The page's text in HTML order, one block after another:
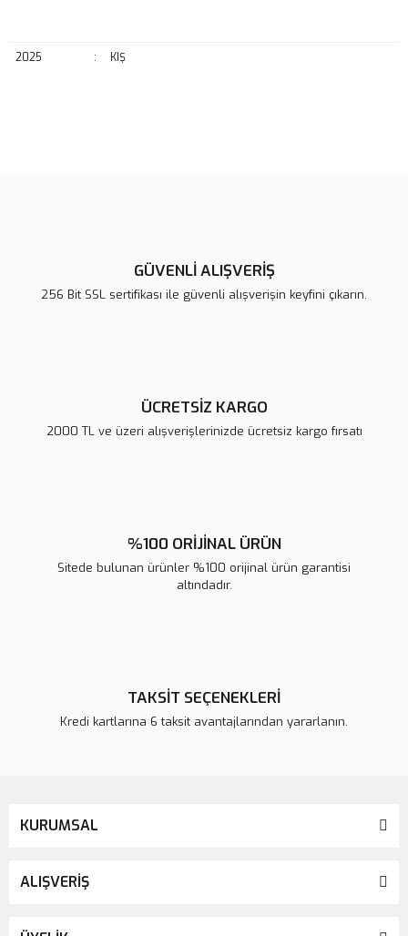
2025 : KIŞ
Ürün açıklamasında eksik bilgiler bulunuyor.
GÜVENLİ ALIŞVERİŞ
256 Bit SSL sertifikası ile güvenli alışverişin keyfini çıkarın.
ÜCRETSİZ KARGO
2000 TL ve üzeri alışverişlerinizde ücretsiz kargo fırsatı
%100 ORİJİNAL ÜRÜN
Sitede bulunan ürünler %100 orijinal ürün garantisi
altındadır.
TAKSİT SEÇENEKLERİ
Kredi kartlarına 6 taksit avantajlarından yararlanın.
KURUMSAL
ALIŞVERİŞ